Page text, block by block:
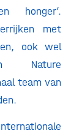
honger’.
met
ook wel
Nature
team van